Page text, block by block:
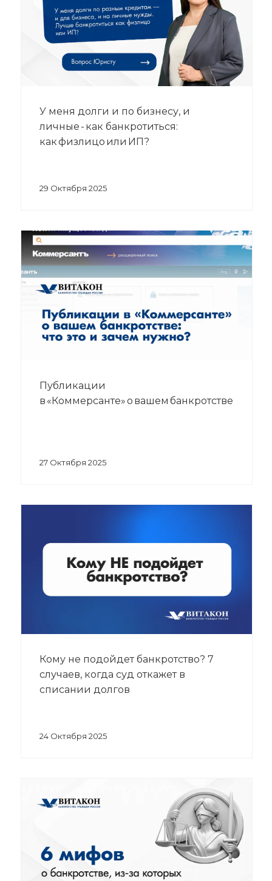
У меня долги и по бизнесу, и
личные - как банкротиться:
как физлицо или ИП?
29 Октября 2025
Публикации
в «Коммерсанте» о вашем банкротстве
27 Октября 2025
Кому не подойдет банкротство? 7
случаев, когда суд откажет в
списании долгов
24 Октября 2025